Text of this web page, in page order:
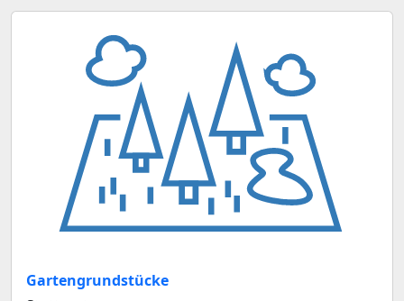
Gartengrundstücke